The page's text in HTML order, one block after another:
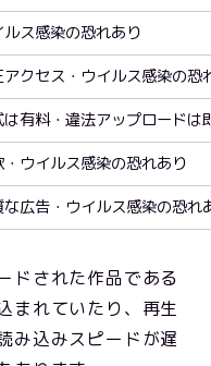
ルス感染の恐れあり
アクセス・ウイルス感染の恐
は有料・違法アップロードは
・ウイルス感染の恐れあり
な広告・ウイルス感染の恐れ
ドされた作品である
まれていたり、再生
み込みスピードが遅